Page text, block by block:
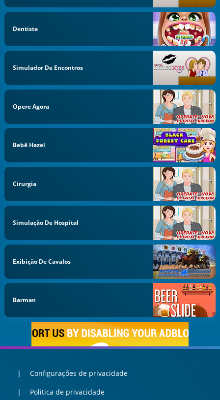
Dentista
Simulador De Encontros
Opere Agora
Bebê Hazel
Cirurgia
Simulação De Hospital
Exibição De Cavalos
Barman
Configurações de privacidade
Politica de privacidade